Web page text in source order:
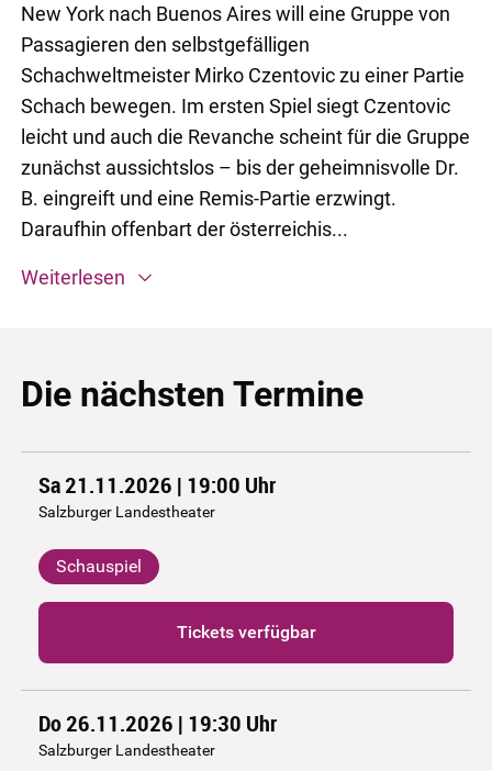
New York nach Buenos Aires will eine Gruppe von
Passagieren den selbstgefälligen
Schachweltmeister Mirko Czentovic zu einer Partie
Schach bewegen. Im ersten Spiel siegt Czentovic
leicht und auch die Revanche scheint für die Gruppe
zunächst aussichtslos – bis der geheimnisvolle Dr.
B. eingreift und eine Remis-Partie erzwingt.
Daraufhin offenbart der österreichis...
Weiterlesen
Die nächsten Termine
Sa 21.11.2026 | 19:00 Uhr
Salzburger Landestheater
Schauspiel
Tickets verfügbar
Do 26.11.2026 | 19:30 Uhr
Salzburger Landestheater